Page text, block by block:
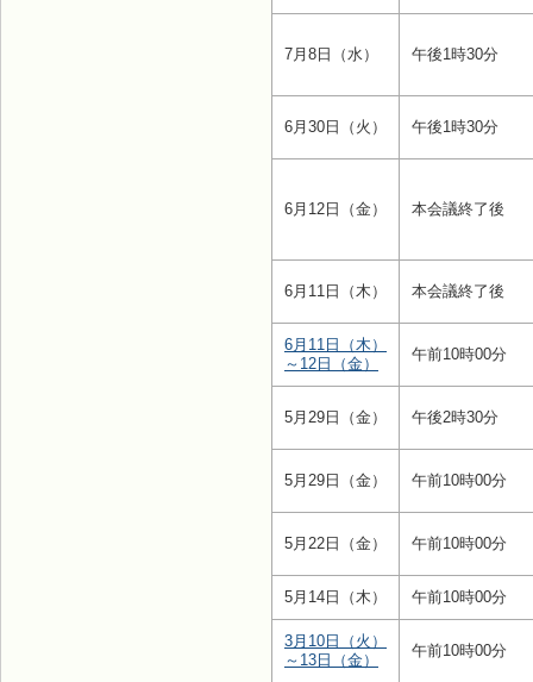
7月8日（水） 午後1時30分
6月30日（火） 午後1時30分
6月12日（金） 本会議終了後
6月11日（木） 本会議終了後
6月11日（木）
～12日（金）
午前10時00分
5月29日（金） 午後2時30分
5月29日（金） 午前10時00分
5月22日（金） 午前10時00分
5月14日（木） 午前10時00分
3月10日（火）
～13日（金）
午前10時00分